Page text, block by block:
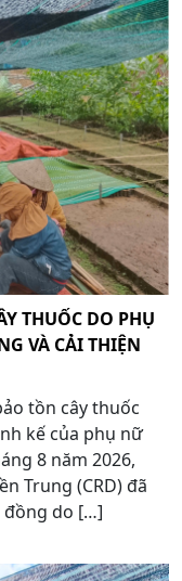
THUỐC DO PHỤ
VÀ CẢI THIỆN
tồn cây thuốc
kế của phụ nữ
8 năm 2026,
Trung (CRD) đã
đồng do […]